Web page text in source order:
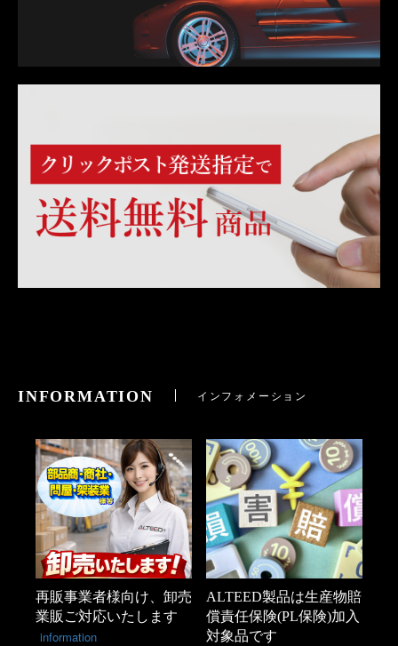
INFORMATION インフォメーション
再販事業者様向け、卸売
業販ご対応いたします
information
ALTEED製品は生産物賠
償責任保険(PL保険)加入
対象品です